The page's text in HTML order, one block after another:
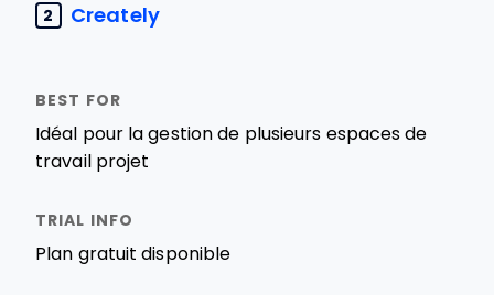
2 Creately
Idéal pour la gestion de plusieurs espaces de
travail projet
Plan gratuit disponible